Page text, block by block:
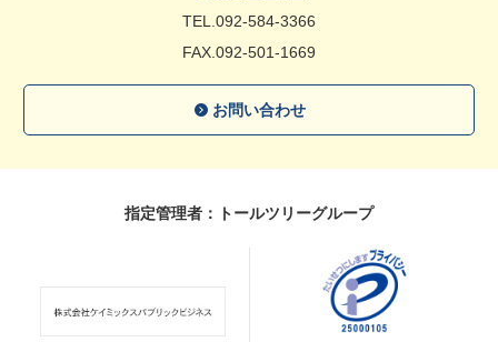
TEL.092-584-3366
FAX.092-501-1669
お問い合わせ
指定管理者：トールツリーグループ